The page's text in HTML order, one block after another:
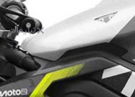
تبلیغات